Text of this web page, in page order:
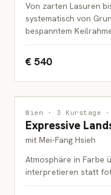
Von zarten Lasuren
systematisch von
bespanntem
€ 540
MALEREI
ERWACHSENE
Wien · 3 Kurstage
Expressive
mit Mei-Fang Hsieh
Atmosphäre in Farbe
interpretieren statt